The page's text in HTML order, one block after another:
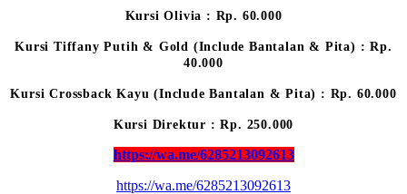
Kursi Olivia : Rp. 60.000
Kursi Tiffany Putih & Gold (Include Bantalan & Pita) : Rp.
40.000
Kursi Crossback Kayu (Include Bantalan & Pita) : Rp. 60.000
Kursi Direktur : Rp. 250.000
https://wa.me/6285213092613
https://wa.me/6285213092613